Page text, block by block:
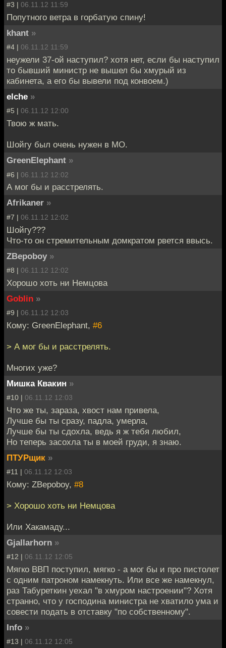
#3 | 06.11.12 11:59
Попутного ветра в горбатую спину!
khant »
#4 | 06.11.12 11:59
неужели 37-ой наступил? хотя нет, если бы наступил
то бывший министр не вышел бы хмурый из
кабинета, а его бы вывели под конвоем.)
elche »
#5 | 06.11.12 12:00
Твою ж мать.
Шойгу был очень нужен в МО.
GreenElephant »
#6 | 06.11.12 12:02
А мог бы и расстрелять.
Afrikaner »
#7 | 06.11.12 12:02
Шойгу???
Что-то он стремительным домкратом рвется ввысь.
ZBepoboy »
#8 | 06.11.12 12:02
Хорошо хоть ни Немцова
Goblin »
#9 | 06.11.12 12:03
Кому: GreenElephant, #6
> А мог бы и расстрелять.
Многих уже?
Мишка Квакин »
#10 | 06.11.12 12:03
Что же ты, зараза, хвост нам привела,
Лучше бы ты сразу, падла, умерла,
Лучше бы ты сдохла, ведь я ж тебя любил,
Но теперь засохла ты в моей груди, я знаю.
ПТУРщик »
#11 | 06.11.12 12:03
Кому: ZBepoboy, #8
> Хорошо хоть ни Немцова
Или Хакамаду...
Gjallarhorn »
#12 | 06.11.12 12:05
Мягко ВВП поступил, мягко - а мог бы и про пистолет
с одним патроном намекнуть. Или все же намекнул,
раз Табуреткин уехал "в хмуром настроении"? Хотя
странно, что у господина министра не хватило ума и
совести подать в отставку "по собственному".
Info »
#13 | 06.11.12 12:05